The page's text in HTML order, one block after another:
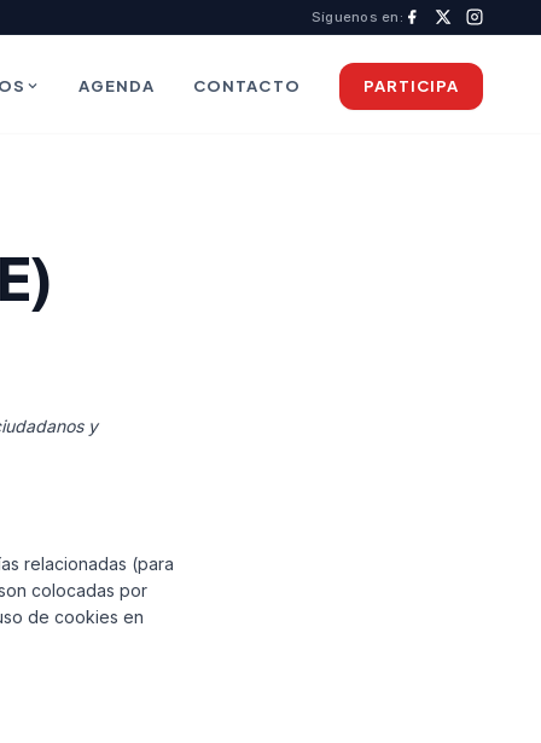
Síguenos en:
AGENDA CONTACTO PARTICIPA
y
relacionadas (para
colocadas por
de cookies en